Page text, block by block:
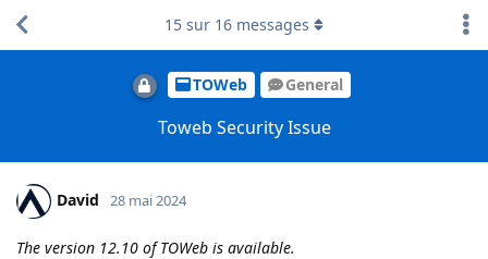
TOWeb General
Toweb Security Issue
15 sur 16 messages
David 28 mai 2024
The version 12.10 of TOWeb is available.